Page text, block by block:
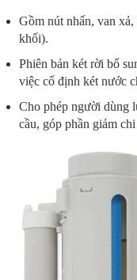
Gồm nút nhấn, van
khối).
Phiên bản két rời bổ
việc cố định két nước
Cho phép người dùng
cầu, góp phần giảm